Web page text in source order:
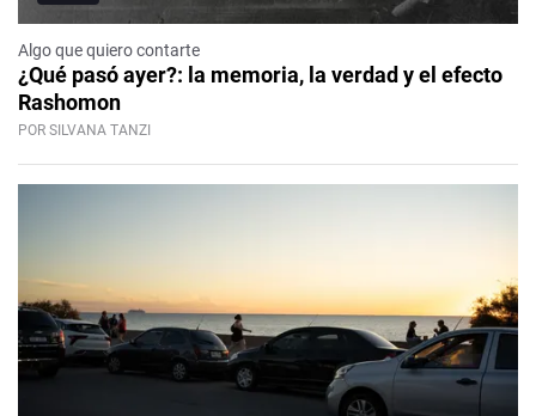
Algo que quiero contarte
¿Qué pasó ayer?: la memoria, la verdad y el efecto
Rashomon
POR SILVANA TANZI